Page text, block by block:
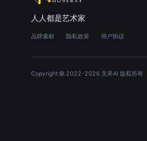
人人都是艺术家
品牌素材 隐私政策 用户协议
Copyright © 2022-2026 无界AI 版权所有